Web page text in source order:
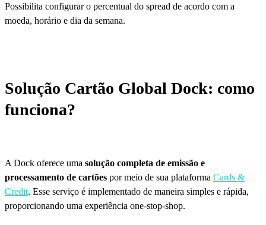
Possibilita configurar o percentual do spread de acordo com a
moeda, horário e dia da semana.
Solução Cartão Global Dock: como
funciona?
A Dock oferece uma solução completa de emissão e
processamento de cartões por meio de sua plataforma Cards &
Credit. Esse serviço é implementado de maneira simples e rápida,
proporcionando uma experiência one-stop-shop.